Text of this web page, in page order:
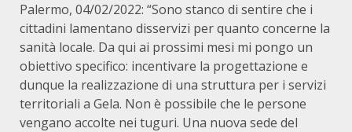
Palermo, 04/02/2022: “Sono stanco di sentire che i
cittadini lamentano disservizi per quanto concerne la
sanità locale. Da qui ai prossimi mesi mi pongo un
obiettivo specifico: incentivare la progettazione e
dunque la realizzazione di una struttura per i servizi
territoriali a Gela. Non è possibile che le persone
vengano accolte nei tuguri. Una nuova sede del